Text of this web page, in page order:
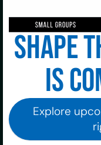
No te
Shape
is
Explore